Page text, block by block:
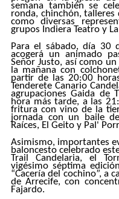
semana también se
ronda, chinchón, talleres
como diversas
grupos Indiera Teatro y
Para el sábado, día 30
acogerá un animado
Señor Justo, así como
la mañana con
partir de las 20:00
Tenderete Canario
agrupaciones Gaida de
hora más tarde, a las
fritura con vino de la
jornada con un baile
Raíces, El Geito y Pal'
Asimismo, importantes
baloncesto celebrado
Trail Candelaria, el
vigésimo séptima
“Cacería del cochino”, a
de Arrecife, con
Fajardo.